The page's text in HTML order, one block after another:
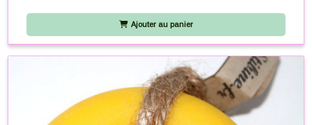
Ajouter au panier